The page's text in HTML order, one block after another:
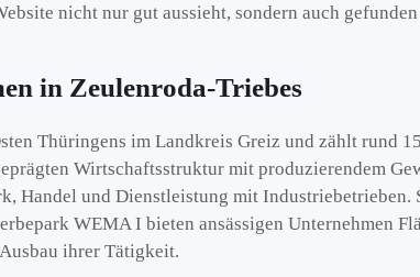
nicht nur gut aussieht, sondern auch
in Zeulenroda-Triebes
Thüringens im Landkreis Greiz und zählt rund
Wirtschaftsstruktur mit produzierendem
Handel und Dienstleistung mit Industriebetrieben.
WEMA I bieten ansässigen Unternehmen
ihrer Tätigkeit.